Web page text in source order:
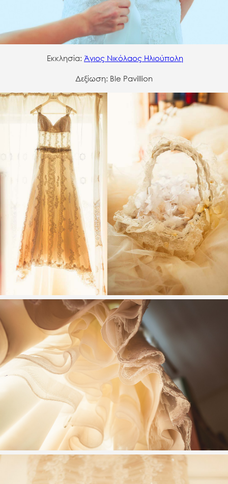
Εκκλησία: Άγιος Νικόλαος Ηλιούπολη
Δεξίωση: Ble Pavillion